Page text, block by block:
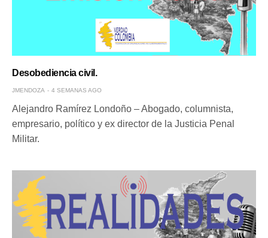
Desobediencia civil.
JMENDOZA 4 SEMANAS AGO
Alejandro Ramírez Londoño – Abogado, columnista,
empresario, político y ex director de la Justicia Penal
Militar.